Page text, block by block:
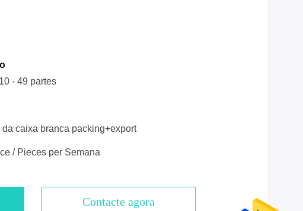
10 - 49 partes
da caixa branca packing+export
/ Pieces per Semana
Contacte agora